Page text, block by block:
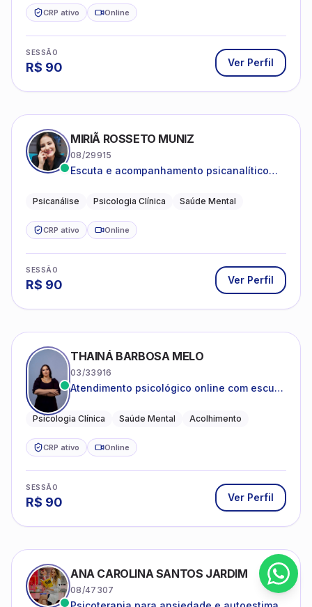
CRP ativo Online
SESSÃO
R$ 90 Ver Perfil
MIRIÃ ROSSETO MUNIZ
08/29915
Escuta e acompanhamento psicanalítico
Psicanálise Psicologia Clínica Saúde Mental
CRP ativo Online
SESSÃO
R$ 90 Ver Perfil
THAINÁ BARBOSA MELO
03/33916
Atendimento psicológico online com escuta
emocional
Psicologia Clínica Saúde Mental Acolhimento
CRP ativo Online
SESSÃO
R$ 90 Ver Perfil
ANA CAROLINA SANTOS JARDIM
08/47307